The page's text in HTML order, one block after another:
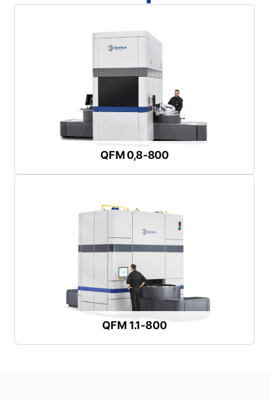
QFM 0,8-800
QFM 0,8-800
Presse polyvalente pour pièces complexes et
profondes
Diamètre maximal du flan :775 mm
Diamètre maximal du poinçon :
Téléchargez la brochure
QFM 1.1-800
QFM 1.1-800
Prêt pour les grandes pièces profondes
Diamètre maximal de la pièce brute :
43.1 inch
Profondeur d'emboutissage maximale :
10.0 inch
Diamètre maximal du poinçon : 900 mm / 35.4 inch
Téléchargez la brochure